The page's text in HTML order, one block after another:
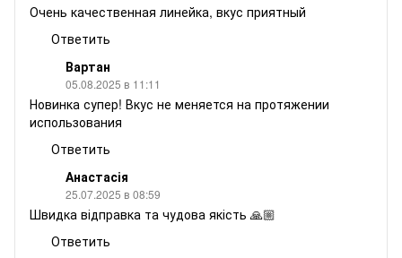
Очень качественная линейка, вкус приятный
Ответить
Вартан
05.08.2025 в 11:11
Новинка супер! Вкус не меняется на протяжении
использования
Ответить
Анастасія
25.07.2025 в 08:59
Швидка відправка та чудова якість 🙏🏼
Ответить